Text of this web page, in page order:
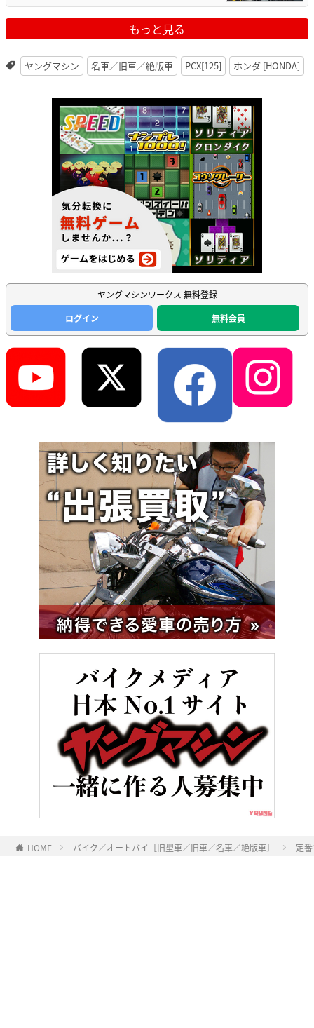
もっと見る
ヤングマシン 名車／旧車／絶版車 PCX[125] ホンダ [HONDA]
ヤングマシンワークス 無料登録
ログイン
無料会員
HOME バイク／オートバイ［旧型車／旧車／名車／絶版車］ 定